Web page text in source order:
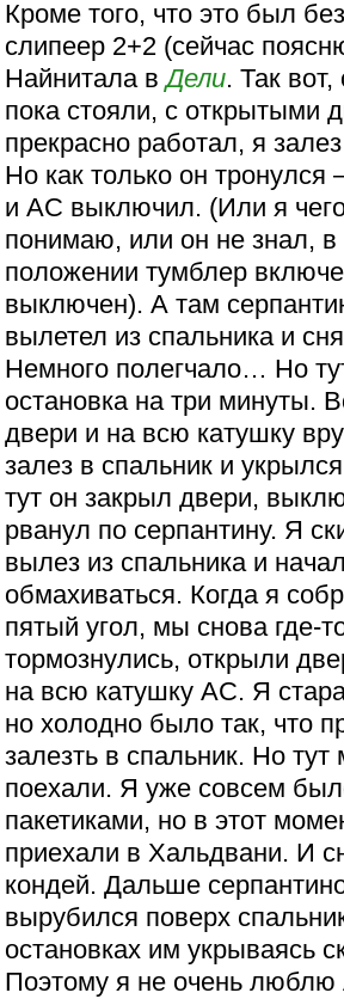
Кроме того, что это был
слипеер 2+2 (сейчас
Найнитала вДели. Так
пока стояли, с открытыми
прекрасно работал, я
Но как только он тронулся
и АС выключил. (Или я
понимаю, или он не знал, в
положении тумблер
выключен). А там
вылетел из спальника и
Немного полегчало… Но
остановка на три минуты.
двери и на всю катушку
залез в спальник и
тут он закрыл двери,
рванул по серпантину. Я
вылез из спальника и
обмахиваться. Когда я
пятый угол, мы снова где-
тормознулись, открыли
на всю катушку АС. Я
но холодно было так, что
залезть в спальник. Но
поехали. Я уже совсем
пакетиками, но в этот
приехали в Хальдвани. И
кондей. Дальше
вырубился поверх
остановках им укрываясь
Поэтому я не очень